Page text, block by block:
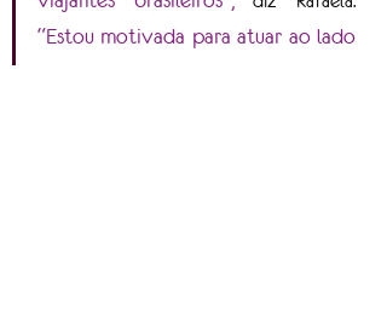
“Estou motivada para atuar ao lado